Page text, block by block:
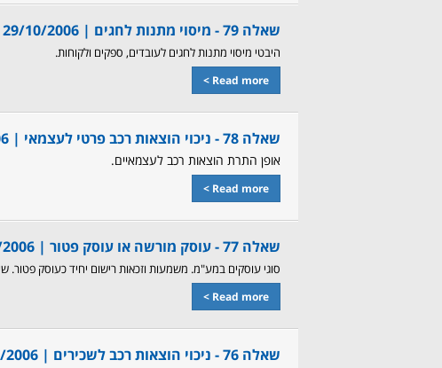
שאלה 79 - מיסוי מתנות לחגים | 29/10/2006
היבטי מיסוי מתנות לחגים לעובדים, ספקים ולקוחות.
Read more >
שאלה 78 - ניכוי הוצאות רכב פרטי לעצמאי |
אופן התרת הוצאות רכב לעצמאיים.
Read more >
שאלה 77 - עוסק מורשה או עוסק פטור |
סוגי עוסקים במע"מ. משמעות וזכאות רישום יחיד כעוסק פטור.
Read more >
שאלה 76 - ניכוי הוצאות רכב לשכירים | 2006